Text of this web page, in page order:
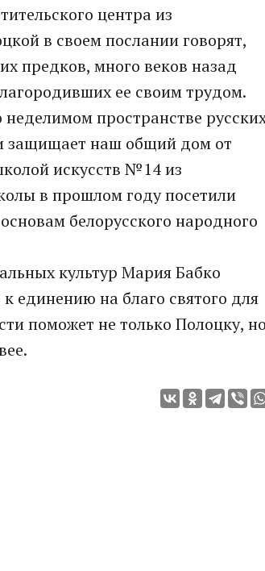
центра из
в своем послании говорят,
предков, много веков назад
ее своим трудом.
пространстве
защищает наш общий дом от
искусств №14 из
в прошлом году посетили
белорусского народного
культур Мария Бабко
единению на благо святого для
поможет не только Полоцку, но